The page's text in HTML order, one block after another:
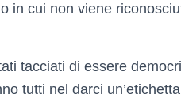
in cui non viene
tacciati di essere
tutti nel darci